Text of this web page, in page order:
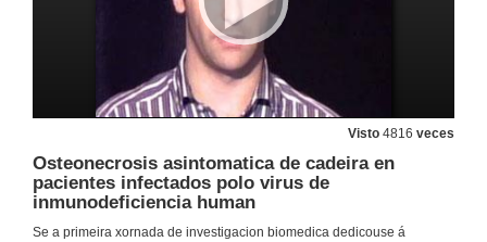
Visto 4816 veces
Osteonecrosis asintomatica de cadeira en
pacientes infectados polo virus de
inmunodeficiencia human
Se a primeira xornada de investigacion biomedica dedicouse á
Quenda de preguntas
10 de xuño de 2009
Intervención de Carmen Navarro
Intervención de Francisco Soriano